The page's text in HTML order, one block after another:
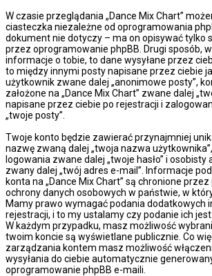
W czasie przeglądania „Dance Mix Chart”
ciasteczka niezależne od oprogramowania
dokument nie dotyczy – ma on opisywać tylko
przez oprogramowanie phpBB. Drugi sposób,
informacje o tobie, to dane wysyłane przez
to między innymi posty napisane przez ciebie
użytkownik zwane dalej „anonimowe posty”,
założone na „Dance Mix Chart” zwane dalej
napisane przez ciebie po rejestracji i
„twoje posty”.
Twoje konto będzie zawierać przynajmniej
nazwę zwaną dalej „twoja nazwa
logowania zwane dalej „twoje hasło” i osobisty
zwany dalej „twój adres e-mail”. Informacje
konta na „Dance Mix Chart” są chronione
ochrony danych osobowych w państwie, w
Mamy prawo wymagać podania dodatkowych
rejestracji, i to my ustalamy czy podanie ich jest
W każdym przypadku, masz możliwość
twoim koncie są wyświetlane publicznie. Co
zarządzania kontem masz możliwość
wysyłania do ciebie automatycznie
oprogramowanie phpBB e-maili.